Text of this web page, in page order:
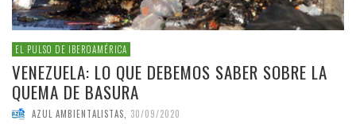
EL PULSO DE IBEROAMÉRICA
VENEZUELA: LO QUE DEBEMOS SABER SOBRE LA
QUEMA DE BASURA
AZUL AMBIENTALISTAS 30/09/2020